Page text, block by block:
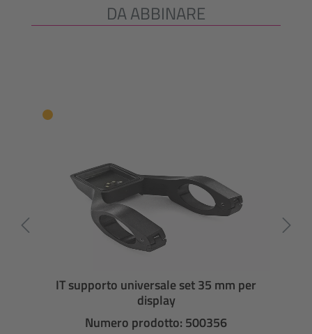
Salta la galleria dei prodotti
DA ABBINARE
IT supporto universale set 35 mm per
display
Numero prodotto: 500356